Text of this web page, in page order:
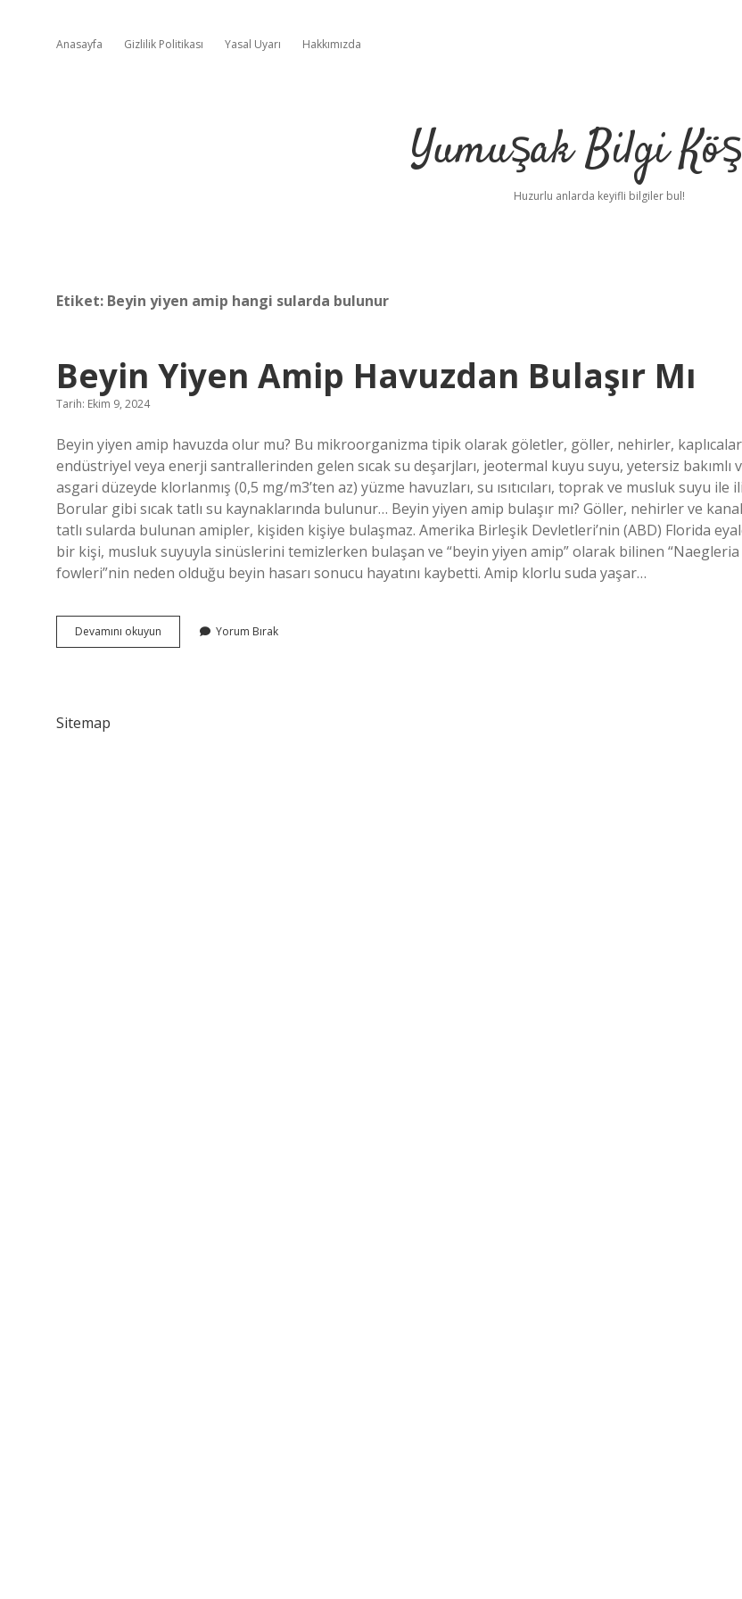
Anasayfa Gizlilik Politikası Yasal Uyarı Hakkımızda
Yumuşak Bilgi
Huzurlu anlarda keyifli bilgiler bul!
Etiket: Beyin yiyen amip hangi sularda bulunur
Beyin Yiyen Amip Havuzdan Bulaşır Mı
Tarih: Ekim 9, 2024
Beyin yiyen amip havuzda olur mu? Bu mikroorganizma tipik olarak göletler, göller, nehirler,
endüstriyel veya enerji santrallerinden gelen sıcak su deşarjları, jeotermal kuyu suyu, yetersiz bakımlı
asgari düzeyde klorlanmış (0,5 mg/m3’ten az) yüzme havuzları, su ısıtıcıları, toprak ve musluk suyu ile
Borular gibi sıcak tatlı su kaynaklarında bulunur… Beyin yiyen amip bulaşır mı? Göller, nehirler ve
tatlı sularda bulunan amipler, kişiden kişiye bulaşmaz. Amerika Birleşik Devletleri’nin (ABD) Florida
bir kişi, musluk suyuyla sinüslerini temizlerken bulaşan ve “beyin yiyen amip” olarak bilinen “Naegleria
fowleri”nin neden olduğu beyin hasarı sonucu hayatını kaybetti. Amip klorlu suda yaşar…
Devamını okuyun
Yiyen
Yorum Bırak
Sitemap